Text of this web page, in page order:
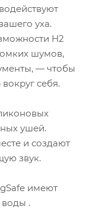
уха.
H2
шумов,
— чтобы
себя.
ушей.
и создают
звук.
имеют
воды .